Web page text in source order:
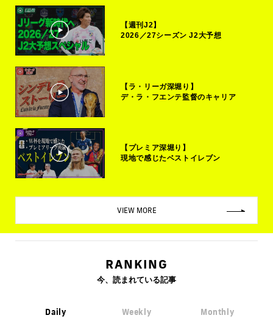
【週刊J2】
2026／27シーズン J2大予想
【ラ・リーガ深堀り】
デ・ラ・フエンテ監督のキャリア
【プレミア深堀り】
現地で感じたベストイレブン
VIEW MORE
RANKING
今、読まれている記事
Daily Weekly Monthly